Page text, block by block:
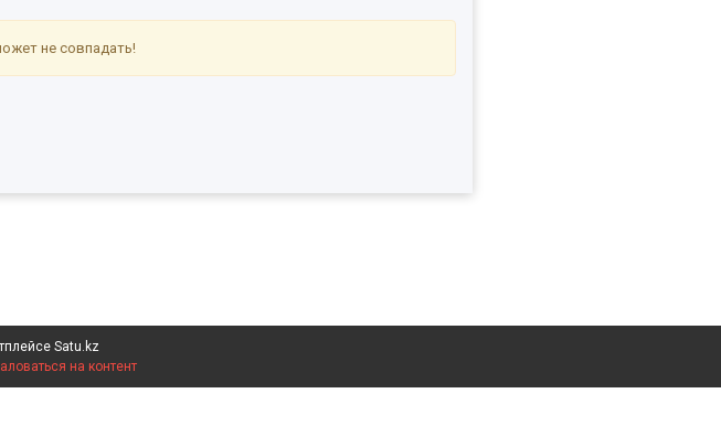
не совпадать!
Satu.kz
на контент